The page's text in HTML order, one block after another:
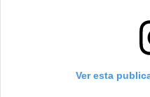
Ver esta